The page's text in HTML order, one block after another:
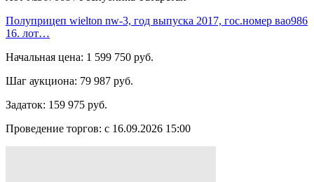
Полуприцеп wielton nw-3, год выпуска 2017, гос.номер вао986
16. лот…
Начальная цена: 1 599 750 руб.
Шаг аукциона: 79 987 руб.
Задаток: 159 975 руб.
Проведение торгов: с 16.09.2026 15:00